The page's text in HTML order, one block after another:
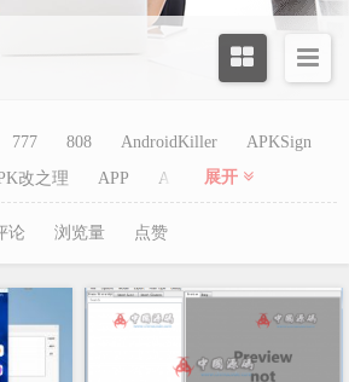
777 808 AndroidKiller
APKSign
改之理 APP
APP封装
winamp XXTEA
云手机
优化 大富豪 微信
签名
展开
论 浏览量 点赞
正在为您加载新内容